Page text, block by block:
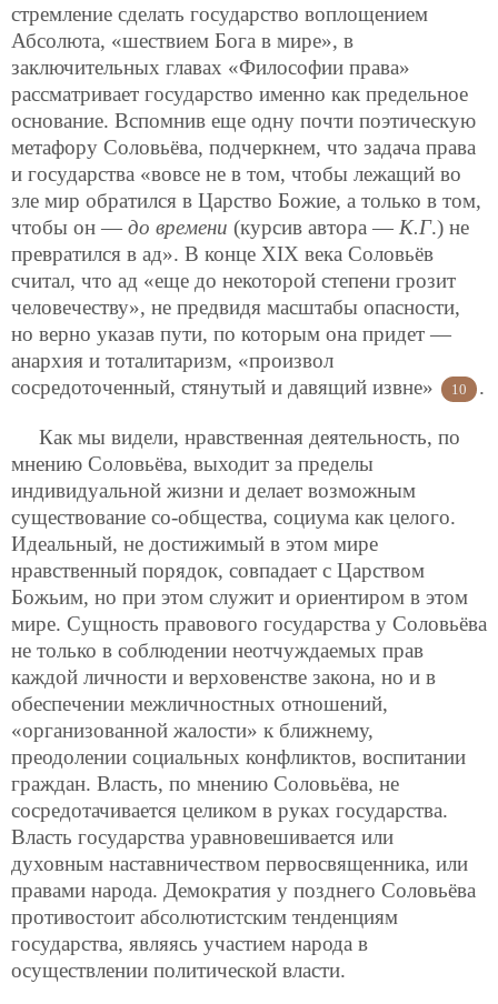
стремление сделать государство воплощением
Абсолюта, «шествием Бога в мире», в
заключительных главах «Философии права»
рассматривает государство именно как предельное
основание. Вспомнив еще одну почти поэтическую
метафору Соловьёва, подчеркнем, что задача права
и государства «вовсе не в том, чтобы лежащий во
зле мир обратился в Царство Божие, а только в том,
чтобы он — до времени (курсив автора — К.Г.) не
превратился в ад». В конце XIX века Соловьёв
считал, что ад «еще до некоторой степени грозит
человечеству», не предвидя масштабы опасности,
но верно указав пути, по которым она придет —
анархия и тоталитаризм, «произвол
сосредоточенный, стянутый и давящий извне»
10 .
Как мы видели, нравственная деятельность, по
мнению Соловьёва, выходит за пределы
индивидуальной жизни и делает возможным
существование со-общества, социума как целого.
Идеальный, не достижимый в этом мире
нравственный порядок, совпадает с Царством
Божьим, но при этом служит и ориентиром в этом
мире. Сущность правового государства у Соловьёва
не только в соблюдении неотчуждаемых прав
каждой личности и верховенстве закона, но и в
обеспечении межличностных отношений,
«организованной жалости» к ближнему,
преодолении социальных конфликтов, воспитании
граждан. Власть, по мнению Соловьёва, не
сосредотачивается целиком в руках государства.
Власть государства уравновешивается или
духовным наставничеством первосвященника, или
правами народа. Демократия у позднего Соловьёва
противостоит абсолютистским тенденциям
государства, являясь участием народа в
осуществлении политической власти.